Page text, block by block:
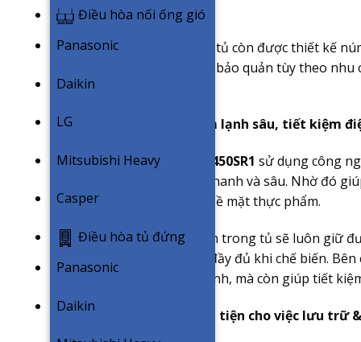
Điều hòa nối ống gió
Panasonic
Daikin
LG
Mitsubishi Heavy
Casper
Điều hòa tủ đứng
Panasonic
Daikin
hương vị khi chế biến.
Ngoài ra, phía ngoài mặt tủ còn được thiết kế
dàng điều chỉnh nhiệt độ bảo quản tùy theo
nhau.
Vận hành mạnh mẽ, làm lạnh sâu, tiết kiệm
Tủ đông Hoà Phát HUF 450SR1 sử dụng công
đến khả năng làm lạnh nhanh và sâu. Nhờ đó
khuẩn và nấm mốc trên bề mặt thực phẩm.
Thực phẩm bảo quản bên trong tủ sẽ luôn giữ
dinh dưỡng và hương vị đầy đủ khi chế biến.
chỉ tối ưu hiệu quả làm lạnh, mà còn giúp tiết
Nhiều ngăn đựng thuận tiện cho việc lưu trữ